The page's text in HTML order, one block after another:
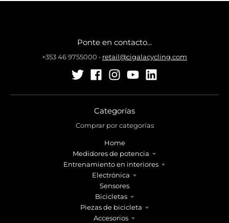
Ponte en contacto...
+353 46 9755000 • retail@cigalacycling.com
Categorías
Comprar por categorías
Home
Medidores de potencia
Entrenamiento en interiores
Electrónica
Sensores
Bicicletas
Piezas de bicicleta
Accesorios